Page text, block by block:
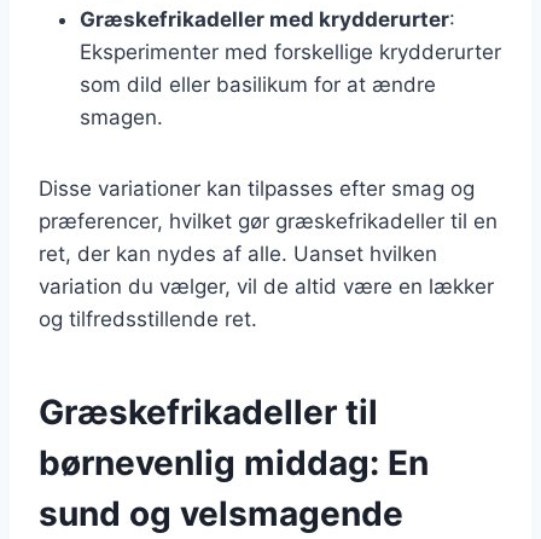
Græskefrikadeller med krydderurter:
Eksperimenter med forskellige krydderurter
som dild eller basilikum for at ændre
smagen.
Disse variationer kan tilpasses efter smag og
præferencer, hvilket gør græskefrikadeller til en
ret, der kan nydes af alle. Uanset hvilken
variation du vælger, vil de altid være en lækker
og tilfredsstillende ret.
Græskefrikadeller til
børnevenlig middag: En
sund og velsmagende